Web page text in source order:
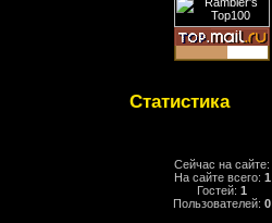
Статистика
Сейчас на сайте:
На сайте всего: 1
Гостей: 1
Пользователей: 0